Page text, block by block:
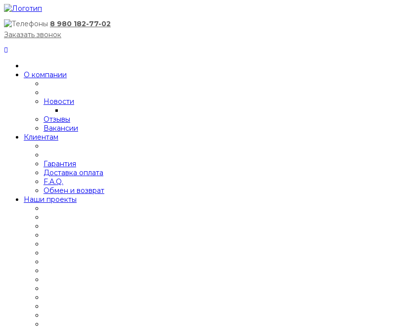
8 980 182-77-02
Заказать звонок
О компании
Новости
Отзывы
Вакансии
Клиентам
Гарантия
Доставка оплата
F.A.Q.
Обмен и возврат
Наши проекты